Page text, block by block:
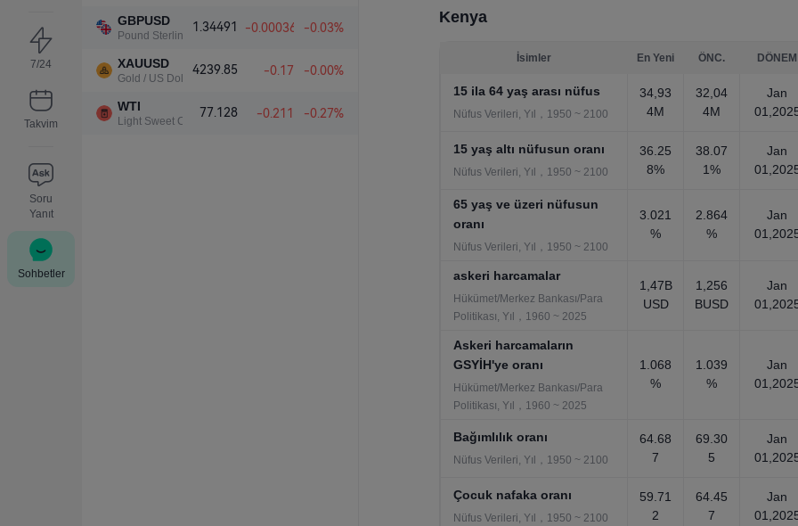
7/24
Takvim
Soru
Yanıt
Sohbetler
GBPUSD
Pound Sterling / US Dollar
1.34491 -0.00036 -0.03%
XAUUSD
Gold / US Dollar
4239.85 -0.17 -0.00%
WTI
Light Sweet Crude Oil
77.128 -0.211 -0.27%
Kenya
İsimler En Yeni ÖNC. DÖNEM
15 ila 64 yaş arası nüfus
Nüfus Verileri, Yıl，1950 ~ 2100
34,93
4M
32,04
4M
Jan
15 yaş altı nüfusun oranı
Nüfus Verileri, Yıl，1950 ~ 2100
36.25
8%
38.07
1%
Jan
65 yaş ve üzeri nüfusun
oranı
Nüfus Verileri, Yıl，1950 ~ 2100
3.021
%
2.864
%
Jan
askeri harcamalar
Hükümet/Merkez Bankası/Para
Politikası, Yıl，1960 ~ 2025
1,47B
USD
1,256
BUSD
Jan
Askeri harcamaların
GSYİH'ye oranı
Hükümet/Merkez Bankası/Para
Politikası, Yıl，1960 ~ 2025
1.068
%
1.039
%
Jan
Bağımlılık oranı
Nüfus Verileri, Yıl，1950 ~ 2100
64.68
7
69.30
5
Jan
Çocuk nafaka oranı
Nüfus Verileri, Yıl，1950 ~ 2100
59.71
2
64.45
7
Jan